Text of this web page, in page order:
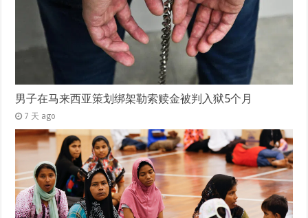
男子在马来西亚策划绑架勒索赎金被判入狱5个月
7 天 ago